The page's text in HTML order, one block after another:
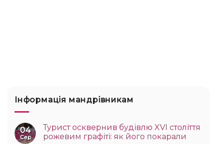
Інформація мандрівникам
04
Сер
Турист осквернив будівлю XVI століття
рожевим графіті: як його покарали